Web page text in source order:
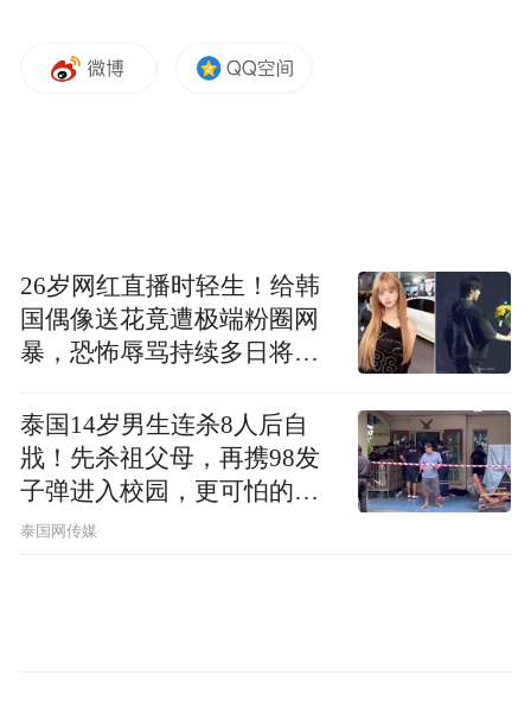
26岁网红直播时轻生！给韩
国偶像送花竟遭极端粉圈网
暴，恐怖辱骂持续多日将她
泰国14岁男生连杀8人后自
戕！先杀祖父母，再携98发
子弹进入校园，更可怕的细
节公布了
泰国网传媒